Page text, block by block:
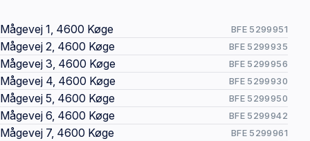
Offentlige ejendomssider
Mågevej 1, 4600 Køge BFE 5299951
Mågevej 2, 4600 Køge BFE 5299935
Mågevej 3, 4600 Køge BFE 5299956
Mågevej 4, 4600 Køge BFE 5299930
Mågevej 5, 4600 Køge BFE 5299950
Mågevej 6, 4600 Køge BFE 5299942
Mågevej 7, 4600 Køge BFE 5299961